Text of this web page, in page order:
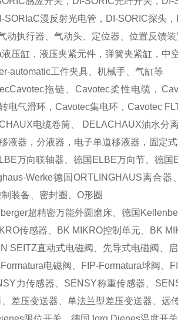
SORIaC漫反射光电管， DI-SORIC探头，
动执行器、气动头、定位器、位置反馈
液压缸，液压夹紧元件，弹簧夹紧缸，中
automatic工件夹具、机械手、气缸等
拖链、Cavotec柔性电缆，
电气滑环， Cavotec集电环， Cavotec
电缆卷筒、 DELACHAUX油水分
液器，分液器，电子单道移液器，固定
万向联轴器、德国 ELBE万向节、德国
Werke德国 ORTLINGHAUS离合器、
装备、密封圈、 O形圈
超精密万能外圆磨床、德国
传感器、 BK MIKRO控制单元、 BK
SEITZ直动式电磁阀、先导式电磁阀、启
电磁阀、 FIP-Formatura球阀、
力传感器、 SENSY称重传感器、
差压变送器、单法兰型差压变送器、远